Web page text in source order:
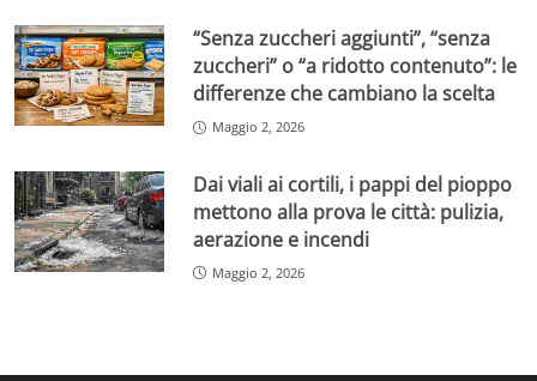
“Senza zuccheri aggiunti”, “senza
zuccheri” o “a ridotto contenuto”: le
differenze che cambiano la scelta
Maggio 2, 2026
Dai viali ai cortili, i pappi del pioppo
mettono alla prova le città: pulizia,
aerazione e incendi
Maggio 2, 2026